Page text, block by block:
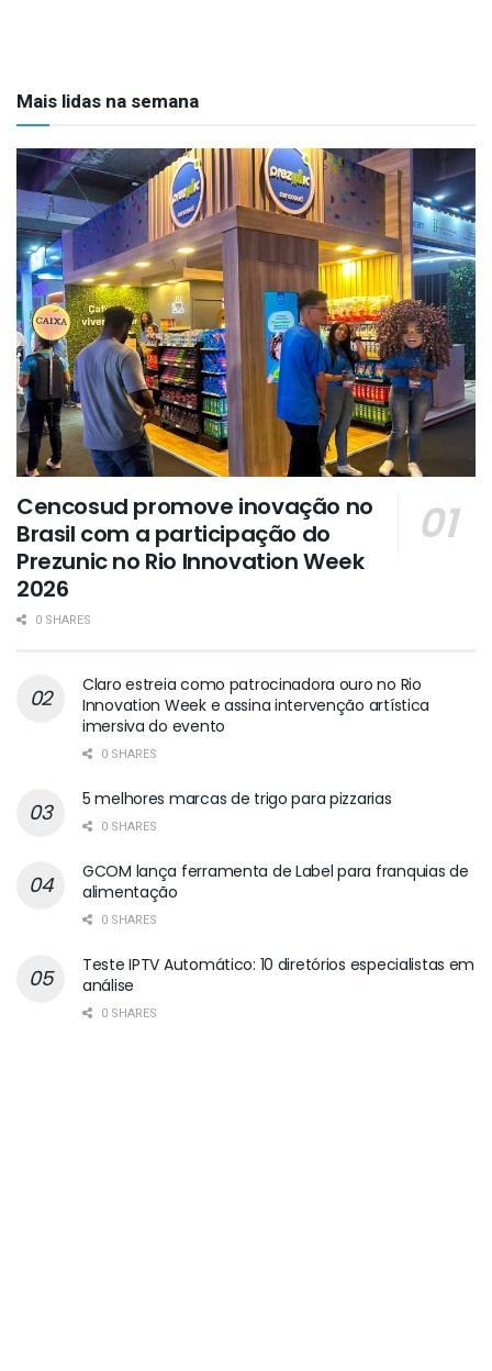
Mais lidas na semana
Cencosud promove inovação no
Brasil com a participação do
Prezunic no Rio Innovation Week
2026
0 SHARES
Claro estreia como patrocinadora ouro no Rio
Innovation Week e assina intervenção artística
imersiva do evento
0 SHARES
5 melhores marcas de trigo para pizzarias
0 SHARES
GCOM lança ferramenta de Label para franquias de
alimentação
0 SHARES
Teste IPTV Automático: 10 diretórios especialistas em
análise
0 SHARES